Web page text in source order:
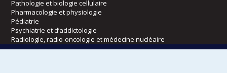
Pathologie et biologie cellulaire
Pharmacologie et physiologie
Pédiatrie
Psychiatrie et d’addictologie
Radiologie, radio-oncologie et médecine nucléaire